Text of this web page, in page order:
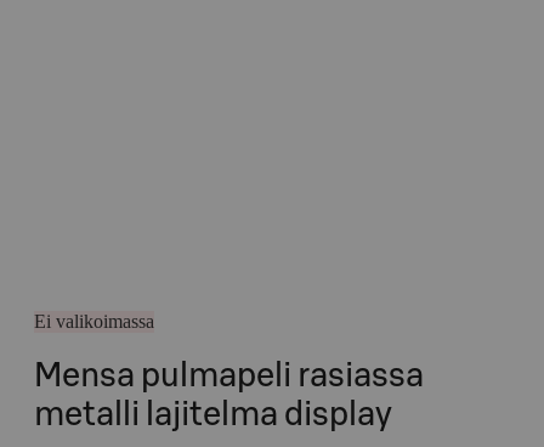
Ei valikoimassa
Mensa pulmapeli rasiassa
metalli lajitelma display